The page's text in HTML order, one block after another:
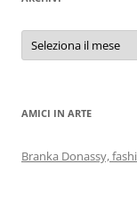
Archivi
AMICI IN ARTE
Branka Donassy,